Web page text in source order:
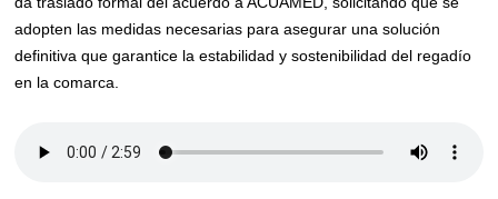
adopten las medidas necesarias para asegurar una solución
definitiva que garantice la estabilidad y sostenibilidad del regadío
en la comarca.